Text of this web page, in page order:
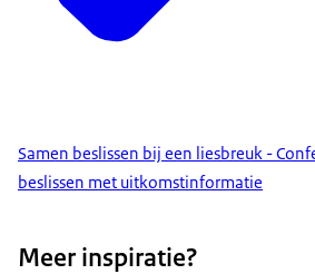
Samen beslissen bij een liesbreuk -
beslissen met uitkomstinformatie
Meer inspiratie?